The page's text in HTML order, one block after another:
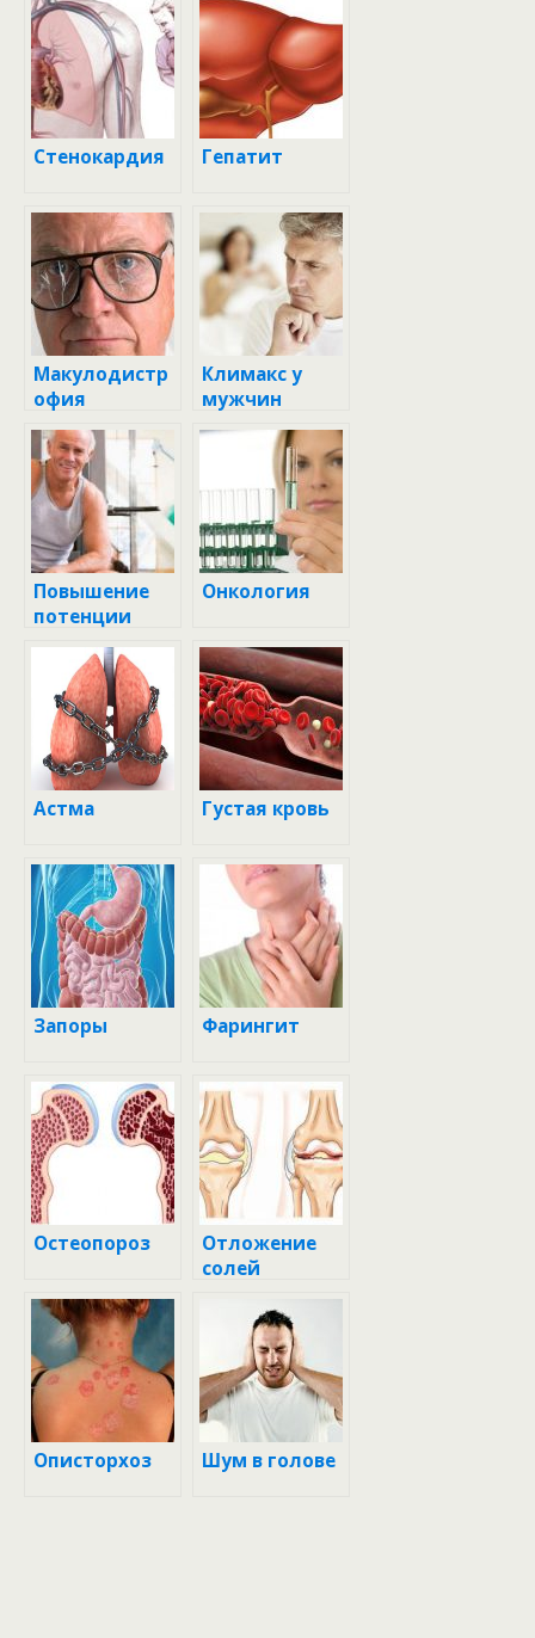
Стенокардия Гепатит
Макулодистр
офия
Климакс у
мужчин
Повышение
потенции
Онкология
Астма Густая кровь
Запоры Фарингит
Остеопороз
Отложение
солей
Описторхоз Шум в голове